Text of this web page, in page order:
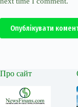
Опублікувати
Про сайт